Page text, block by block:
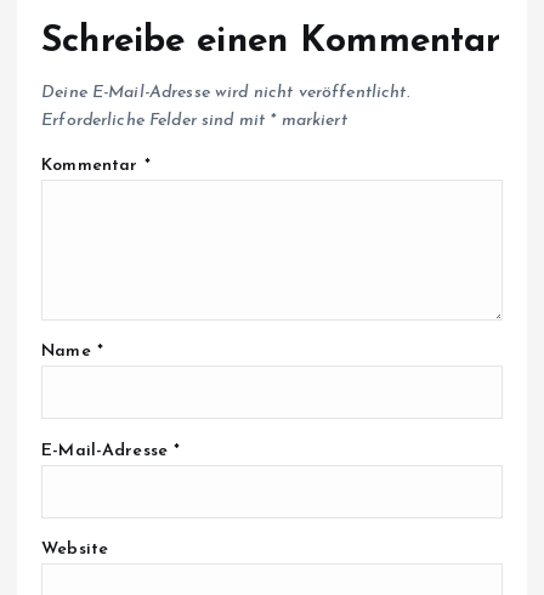
Schreibe einen Kommentar
Deine E-Mail-Adresse wird nicht veröffentlicht.
Erforderliche Felder sind mit *markiert
Kommentar *
Name *
E-Mail-Adresse*
Website